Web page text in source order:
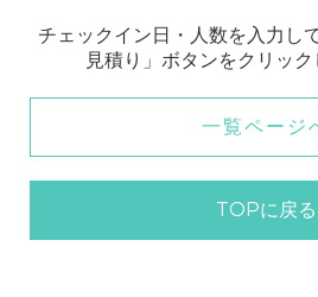
チェックイン日・人数を入力し
見積り」ボタンをクリック
一覧ページ
TOPに戻る